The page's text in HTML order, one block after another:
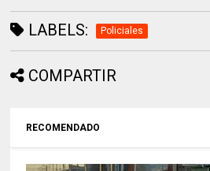
LABELS: Policiales
COMPARTIR
RECOMENDADO